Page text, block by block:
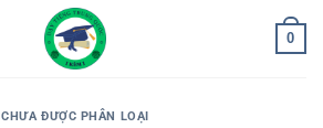
0
CHƯA ĐƯỢC PHÂN LOẠI